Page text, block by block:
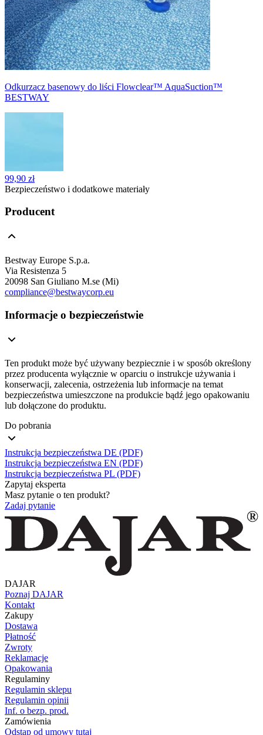
Odkurzacz basenowy do liści Flowclear™ AquaSuction™
BESTWAY
99,90 zł
Bezpieczeństwo i dodatkowe materiały
Producent
Bestway Europe S.p.a.
Via Resistenza 5
20098 San Giuliano M.se (Mi)
compliance@bestwaycorp.eu
Informacje o bezpieczeństwie
Ten produkt może być używany bezpiecznie i w sposób określony
przez producenta wyłącznie w oparciu o instrukcje używania i
konserwacji, zalecenia, ostrzeżenia lub informacje na temat
bezpieczeństwa umieszczone na produkcie bądź jego opakowaniu
lub dołączone do produktu.
Do pobrania
Instrukcja bezpieczeństwa DE (PDF)
Instrukcja bezpieczeństwa EN (PDF)
Instrukcja bezpieczeństwa PL (PDF)
Zapytaj eksperta
Masz pytanie o ten produkt?
Zadaj pytanie
DAJAR
Poznaj DAJAR
Kontakt
Zakupy
Dostawa
Płatność
Zwroty
Reklamacje
Opakowania
Regulaminy
Regulamin sklepu
Regulamin opinii
Inf. o bezp. prod.
Zamówienia
Odstąp od umowy tutaj